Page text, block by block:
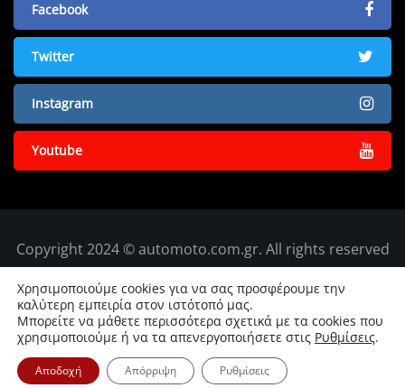
Facebook
Twitter
Instagram
Youtube
Copyright 2024 © automoto.com.gr. All rights reserved
Χρησιμοποιούμε cookies για να σας προσφέρουμε την
καλύτερη εμπειρία στον ιστότοπό μας.
Μπορείτε να μάθετε περισσότερα σχετικά με τα cookies που
χρησιμοποιούμε ή να τα απενεργοποιήσετε στις Ρυθμίσεις.
Αποδοχή Απόρριψη Ρυθμίσεις